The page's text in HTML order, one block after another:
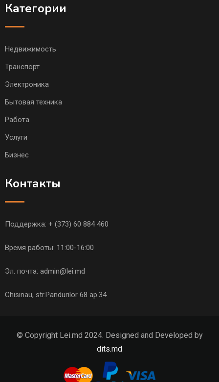
Категории
Недвижимость
Транспорт
Электроника
Бытовая техника
Работа
Услуги
Бизнес
Контакты
Поддержка: + (373) 60 884 460
Время работы: 11:00-16:00
Эл. почта: admin@lei.md
Chisinau, str.Pandurilor 68 ap.34
© Copyright Lei.md 2024. Designed and Developed by
dits.md